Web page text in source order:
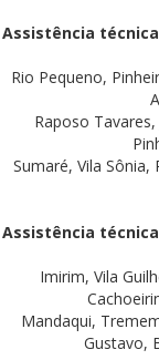
Assistência
Rio Pequeno,
Raposo
Sumaré, Vila
Assistência
Imirim, Vila
Mandaqui,
Gustavo,